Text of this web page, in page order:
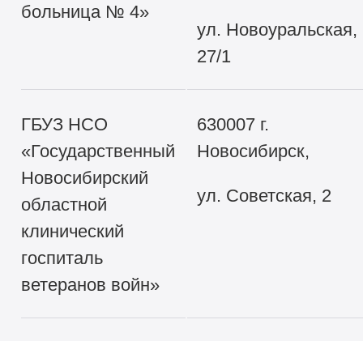
больница № 4»
ул. Новоуральская,
27/1
ГБУЗ НСО
«Государственный
Новосибирский
областной
клинический
госпиталь
ветеранов войн»
630007 г.
Новосибирск,
ул. Советская, 2